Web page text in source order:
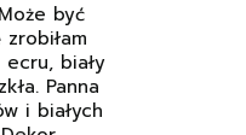
być
biały
Panna
i białych